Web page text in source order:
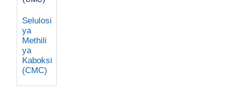
Selulosi
ya
Methili
ya
Kaboksi
(CMC)